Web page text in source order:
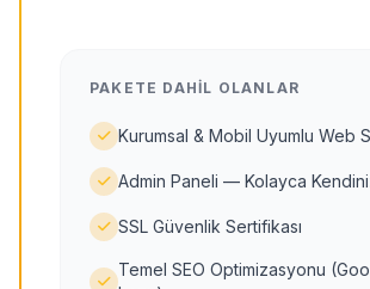
PAKETE DAHIL OLANLAR
Kurumsal & Mobil Uyumlu Web
Admin Paneli — Kolayca
SSL Güvenlik Sertifikası
Temel SEO Optimizasyonu